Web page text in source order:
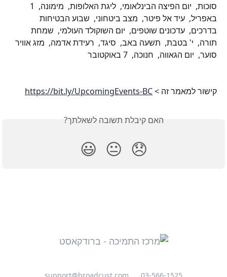
באפריל,  עיד אל פיטר,  מצב ביטחוני,  שבוע הבטיחות
בדרכים,  עדכונים שוטפים,  יום השוקולד העולמי,  שמחת
תורה,  י' בטבת,  תשעה באב,  סיגד,  רעידת אדמה,  מזג אוויר
סוער,  יום הגאווה,  חנוכה,  7 באוקטובר
קישור למאמר זה > https://bit.ly/UpcomingEvents-BC
האם קיבלת תשובה לשאלתך?
😞
😐
😃